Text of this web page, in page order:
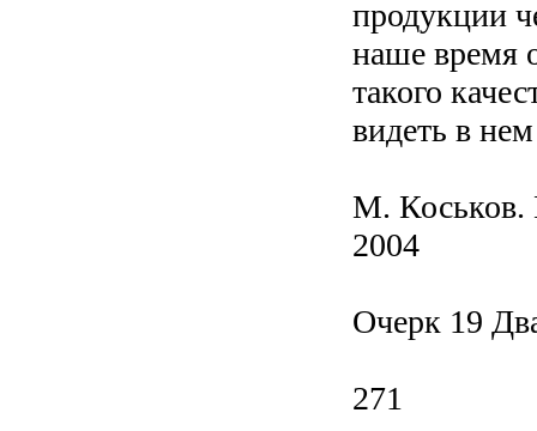
продукции
наше время
такого
видеть в нем
М. Коськов.
2004
Очерк 19
271